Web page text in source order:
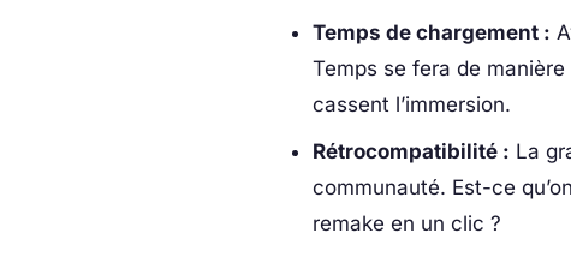
Temps de chargement :
Temps se fera de
cassent l’immersion.
Rétrocompatibilité : La
communauté. Est-ce
remake en un clic ?